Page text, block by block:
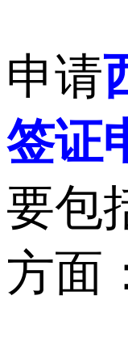
申请
签证
要包
方面